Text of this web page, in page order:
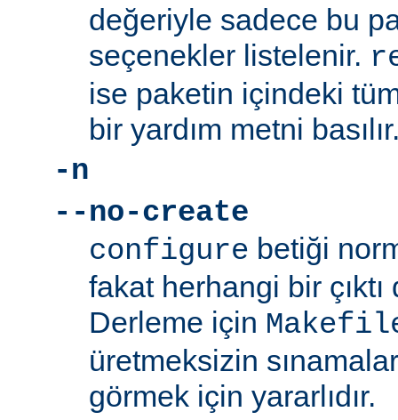
değeriyle sadece bu
seçenekler listelenir.
ise paketin içindeki
bir yardım metni
-n
--no-create
configure betiği
fakat herhangi bir
Derleme için
üretmeksizin
görmek için yararlıdır.